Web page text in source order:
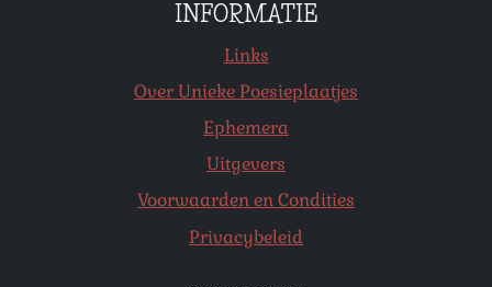
INFORMATIE
Links
Over Unieke Poesieplaatjes
Ephemera
Uitgevers
Voorwaarden en Condities
Privacybeleid